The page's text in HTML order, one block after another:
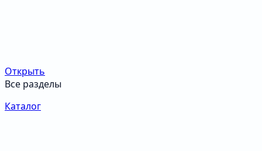
Открыть
Все разделы
Каталог